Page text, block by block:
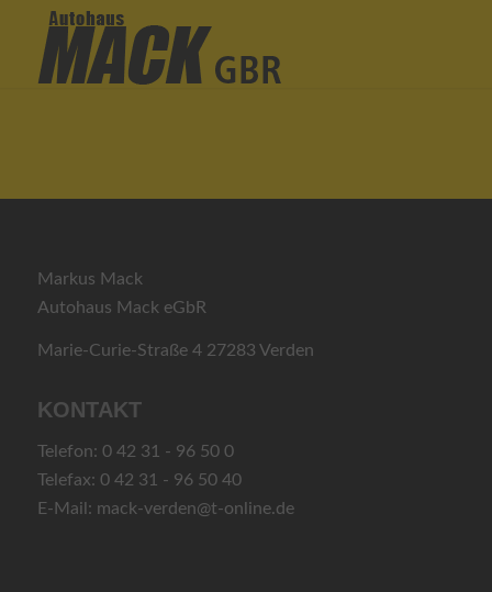
Markus Mack
Autohaus Mack eGbR
Marie-Curie-Straße 4 27283 Verden
KONTAKT
Telefon: 0 42 31 - 96 50 0
Telefax: 0 42 31 - 96 50 40
E-Mail: mack-verden@t-online.de